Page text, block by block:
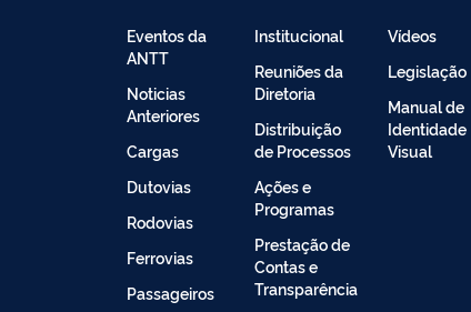
Eventos da
ANTT
Noticias
Anteriores
Cargas
Dutovias
Rodovias
Ferrovias
Passageiros
Institucional
Reuniões da
Diretoria
Distribuição
de Processos
Ações e
Programas
Prestação de
Contas e
Transparência
Vídeos
Legislação
Manual de
Identidade
Visual